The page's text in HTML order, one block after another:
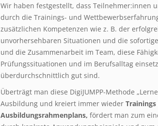
Wir haben festgestellt, dass Teilnehmer:innen
durch die Trainings- und
zusätzlichen Kompetenzen wie z. B. der
unvorhersehbaren Situationen und die
und die Zusammenarbeit im Team, diese
Prüfungssituationen und im Berufsalltag
überdurchschnittlich gut sind.
Überträgt man diese DigiJUMPP-Methode
Ausbildung und kreiert immer wieder
Ausbildungsrahmenplans, fördert man zum